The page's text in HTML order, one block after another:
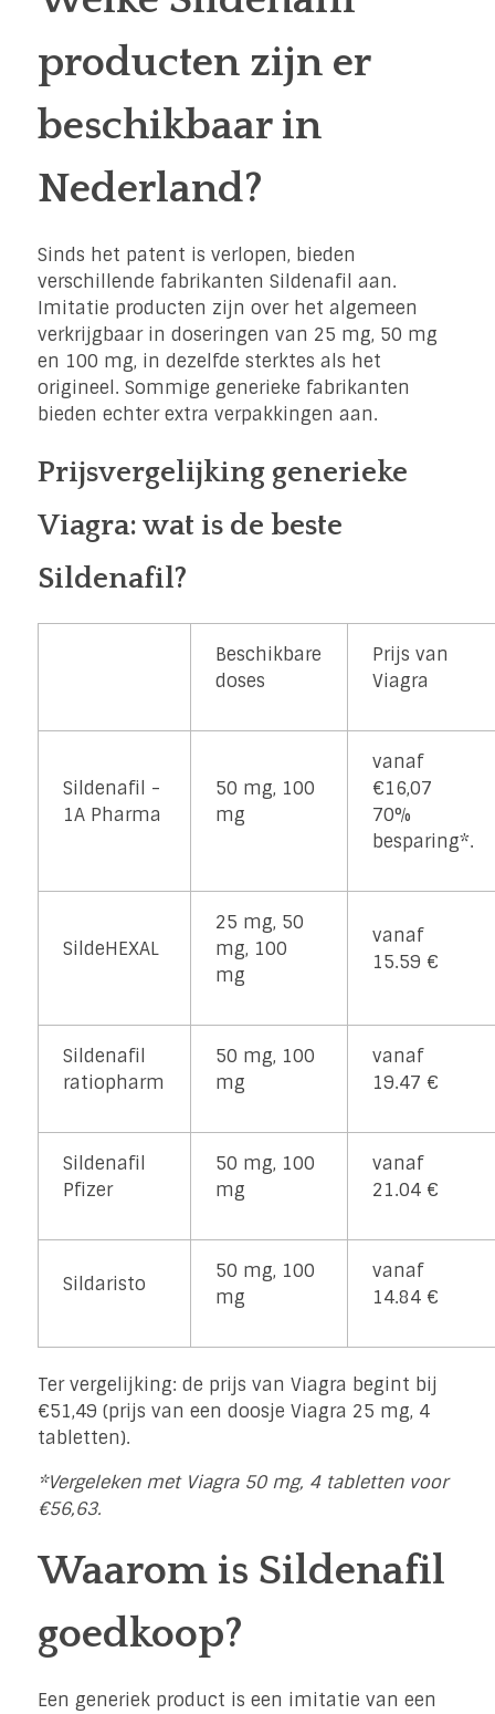
producten zijn er
beschikbaar in
Nederland?
Sinds het patent is verlopen, bieden
verschillende fabrikanten Sildenafil aan.
Imitatie producten zijn over het algemeen
verkrijgbaar in doseringen van 25 mg, 50 mg
en 100 mg, in dezelfde sterktes als het
origineel. Sommige generieke fabrikanten
bieden echter extra verpakkingen aan.
Prijsvergelijking generieke
Viagra: wat is de beste
Sildenafil?
Beschikbare
doses
Prijs van
Viagra
Sildenafil -
1A Pharma
50 mg, 100
mg
vanaf
€16,07
70%
besparing*.
SildeHEXAL
25 mg, 50
mg, 100
mg
vanaf
15.59 €
Sildenafil
ratiopharm
50 mg, 100
mg
vanaf
19.47 €
Sildenafil
Pfizer
50 mg, 100
mg
vanaf
21.04 €
Sildaristo
50 mg, 100
mg
vanaf
14.84 €
Ter vergelijking: de prijs van Viagra begint bij
€51,49 (prijs van een doosje Viagra 25 mg, 4
tabletten).
*Vergeleken met Viagra 50 mg, 4 tabletten voor
€56,63.
Waarom is Sildenafil
goedkoop?
Een generiek product is een imitatie van een